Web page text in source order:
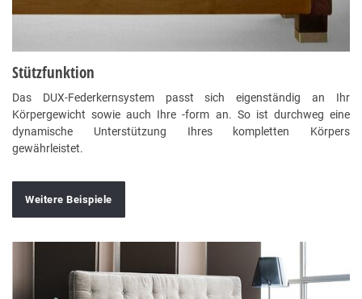
Stützfunktion
Das DUX-Federkernsystem passt sich eigenständig an Ihr
Körpergewicht sowie auch Ihre -form an. So ist durchweg eine
dynamische Unterstützung Ihres kompletten Körpers
gewährleistet.
Weitere Beispiele